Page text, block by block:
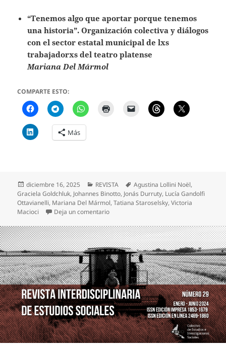
“Tenemos algo que aportar porque tenemos
una historia”.Organización colectiva y diálogos
con el sector estatal municipal de lxs
trabajadorxs del teatro platense
Mariana Del Mármol
COMPARTE ESTO:
Más
Publicado
el
diciembre 16, 2025 Categorías
REVISTA Etiquetas
Agustina Lollini Noël,
Graciela Goldchluk, Johannes Binotto, Jonás Durruty, Lucía Gandolfi
Ottavianelli, Mariana Del Mármol,Tatiana Staroselsky,Victoria
Macioci
Deja un comentarioen N° 30 – Revista Interdisciplinaria de